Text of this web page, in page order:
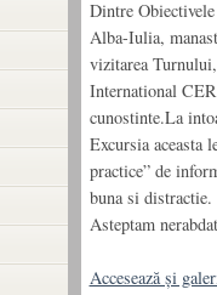
Dintre
Alba-Iulia,
vizitarea
International
cunostinte.La
Excursia aceasta
practice” de
buna si distractie.
Asteptam
Accesează şi